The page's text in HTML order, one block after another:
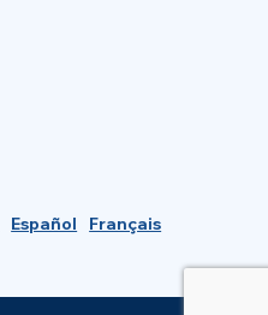
Español Français